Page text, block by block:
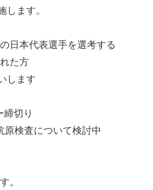
ます。
日本代表選手を選考する
た方
します
締切り
検査について検討中
。